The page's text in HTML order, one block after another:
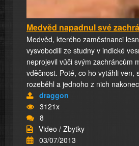
Medvěd napadnul své
Medvěd, kterého zaměstnanci
vysvobodili ze studny v indické
neprojevil vůči svým zachráncům
vděčnost. Poté, co ho vytáhli ven,
rozeběhl a jednoho z nich
draggon
3121x
8
Video / Zbytky
03/07/2013